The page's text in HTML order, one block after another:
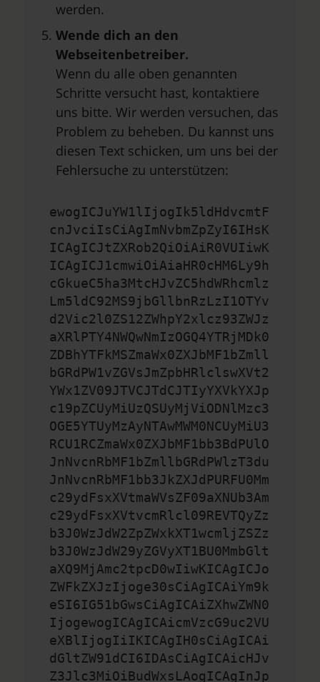
werden.
Wende dich an den
Webseitenbetreiber.
Wenn du alle oben genannten
Schritte versucht hast, kontaktiere
uns bitte. Wir werden versuchen, das
Problem zu beheben. Du kannst uns
diesen Text schicken, um uns bei der
Fehlersuche zu unterstützen:
ewogICJuYW1lIjogIk5ldHdvcmtF
cnJvciIsCiAgImNvbmZpZyI6IHsK
ICAgICJtZXRob2QiOiAiR0VUIiwK
ICAgICJ1cmwiOiAiaHR0cHM6Ly9h
cGkueC5ha3MtcHJvZC5hdWRhcmlz
Lm5ldC92MS9jbGllbnRzLzI1OTYv
d2Vic2l0ZS12ZWhpY2xlcz93ZWJz
aXRlPTY4NWQwNmIzOGQ4YTRjMDk0
ZDBhYTFkMSZmaWx0ZXJbMF1bZmll
bGRdPW1vZGVsJmZpbHRlclswXVt2
YWx1ZV09JTVCJTdCJTIyYXVkYXJp
c19pZCUyMiUzQSUyMjViODNlMzc3
OGE5YTUyMzAyNTAwMWM0NCUyMiU3
RCU1RCZmaWx0ZXJbMF1bb3BdPUlO
JnNvcnRbMF1bZmllbGRdPWlzT3du
JnNvcnRbMF1bb3JkZXJdPURFU0Mm
c29ydFsxXVtmaWVsZF09aXNUb3Am
c29ydFsxXVtvcmRlcl09REVTQyZz
b3J0WzJdW2ZpZWxkXT1wcmljZSZz
b3J0WzJdW29yZGVyXT1BU0MmbGlt
aXQ9MjAmc2tpcD0wIiwKICAgICJo
ZWFkZXJzIjoge30sCiAgICAiYm9k
eSI6IG51bGwsCiAgICAiZXhwZWN0
IjogewogICAgICAicmVzcG9uc2VU
eXBlIjogIiIKICAgIH0sCiAgICAi
dGltZW91dCI6IDAsCiAgICAicHJv
Z3Jlc3MiOiBudWxsLAogICAgInJp